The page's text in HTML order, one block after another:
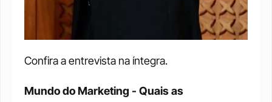
Confira a entrevista na íntegra.
Mundo do Marketing - Quais as